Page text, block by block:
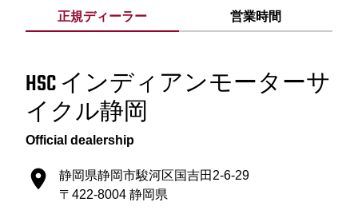
正規ディーラー 営業時間
HSC インディアンモーターサ
イクル静岡
Official dealership
静岡県静岡市駿河区国吉田2-6-29
〒422-8004 静岡県